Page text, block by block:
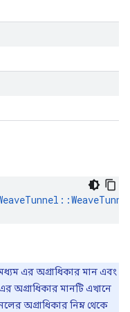
::
এর অগ্রাধিকার মান এবং
অগ্রাধিকার মানটি এখানে
অগ্রাধিকার নিম্ন থেকে